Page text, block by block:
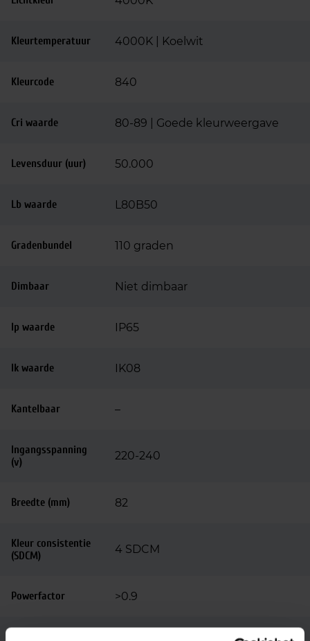
Kleurtemperatuur 4000K | Koelwit
Kleurcode 840
Cri waarde 80-89 | Goede kleurweergave
Levensduur (uur) 50.000
Lb waarde L80B50
Gradenbundel 110 graden
Dimbaar Niet dimbaar
Ip waarde IP65
Ik waarde IK08
Kantelbaar –
Ingangsspanning
(v)
220-240
Breedte (mm) 82
Kleur consistentie
(SDCM)
4 SDCM
Powerfactor >0.9